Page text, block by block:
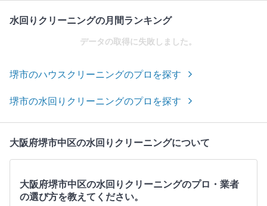
水回りクリーニングの月間ランキング
データの取得に失敗しました。
堺市のハウスクリーニングのプロを探す
堺市の水回りクリーニングのプロを探す
大阪府堺市中区の水回りクリーニングについて
大阪府堺市中区の水回りクリーニングのプロ・業者
の選び方を教えてください。